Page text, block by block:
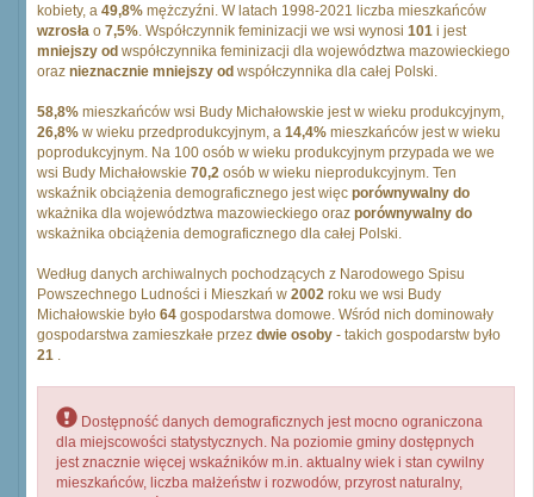
kobiety, a 49,8% mężczyźni. W latach 1998-2021 liczba mieszkańców
wzrosła o 7,5%. Współczynnik feminizacji we wsi wynosi 101 i jest
mniejszy od współczynnika feminizacji dla województwa mazowieckiego
oraz nieznacznie mniejszy od współczynnika dla całej Polski.
58,8% mieszkańców wsi Budy Michałowskie jest w wieku produkcyjnym,
26,8% w wieku przedprodukcyjnym, a 14,4% mieszkańców jest w wieku
poprodukcyjnym. Na 100 osób w wieku produkcyjnym przypada we we
wsi Budy Michałowskie 70,2 osób w wieku nieprodukcyjnym. Ten
wskaźnik obciążenia demograficznego jest więc porównywalny do
wkażnika dla województwa mazowieckiego oraz porównywalny do
wskażnika obciążenia demograficznego dla całej Polski.
Według danych archiwalnych pochodzących z Narodowego Spisu
Powszechnego Ludności i Mieszkań w 2002 roku we wsi Budy
Michałowskie było 64 gospodarstwa domowe. Wśród nich dominowały
gospodarstwa zamieszkałe przez dwie osoby - takich gospodarstw było
21 .
Dostępność danych demograficznych jest mocno ograniczona
dla miejscowości statystycznych. Na poziomie gminy dostępnych
jest znacznie więcej wskaźników m.in. aktualny wiek i stan cywilny
mieszkańców, liczba małżeństw i rozwodów, przyrost naturalny,